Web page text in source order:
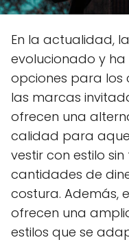
En la actualidad,
evolucionado y
opciones para los
las marcas
ofrecen una
calidad para
vestir con estilo
cantidades de
costura. Además,
ofrecen una
estilos que se